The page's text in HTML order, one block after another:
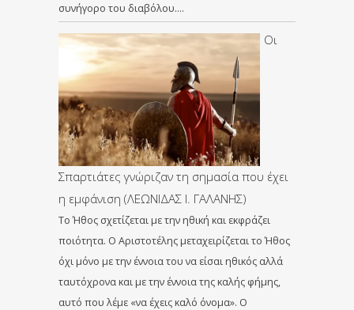
συνήγορο του διαβόλου….
Οι
Σπαρτιάτες γνώριζαν τη σημασία που έχει
η εμφάνιση (ΛΕΩΝΙΔΑΣ Ι. ΓΑΛΑΝΗΣ)
Το Ήθος σχετίζεται με την ηθική και εκφράζει
ποιότητα. Ο Αριστοτέλης μεταχειρίζεται το Ήθος
όχι μόνο με την έννοια του να είσαι ηθικός αλλά
ταυτόχρονα και με την έννοια της καλής φήμης,
αυτό που λέμε «να έχεις καλό όνομα». Ο